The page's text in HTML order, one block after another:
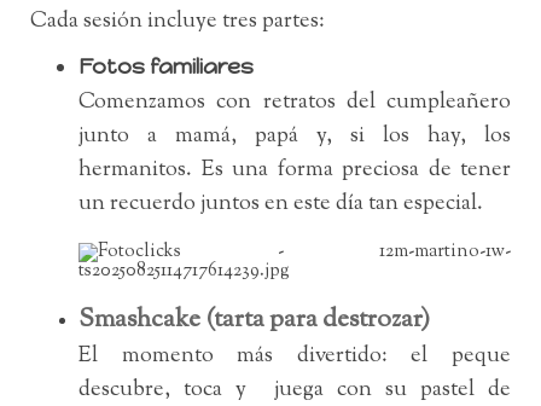
Cada sesión incluye tres partes:
Fotos familiares
Comenzamos con retratos del cumpleañero
junto a mamá, papá y, si los hay, los
hermanitos. Es una forma preciosa de tener
un recuerdo juntos en este día tan especial.
Smashcake (tarta para destrozar)
El momento más divertido: el peque
descubre, toca y juega con su pastel de